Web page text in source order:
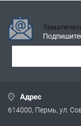
Адрес
614000, Пермь, ул.